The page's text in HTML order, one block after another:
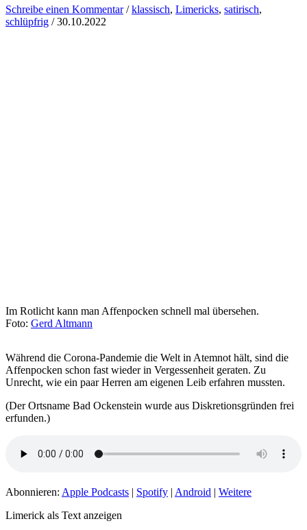
Schreibe einen Kommentar /klassisch, Limericks, satirisch,
schlüpfrig /30.10.2022
Im Rotlicht kann man Affenpocken schnell mal übersehen.
Foto: Gerd Altmann
Während die Corona-Pandemie die Welt in Atemnot hält, sind die
Affenpocken schon fast wieder in Vergessenheit geraten. Zu
Unrecht, wie ein paar Herren am eigenen Leib erfahren mussten.
(Der Ortsname Bad Ockenstein wurde aus Diskretionsgründen frei
erfunden.)
Abonnieren: Apple Podcasts | Spotify | Android | Weitere
Limerick als Text anzeigen